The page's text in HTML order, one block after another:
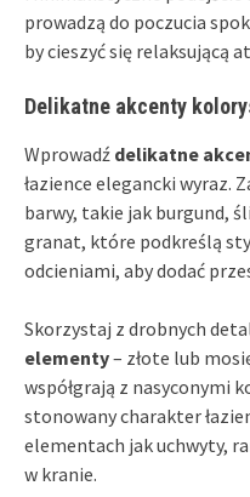
prowadzą do poczucia
by cieszyć się relaksującą
Delikatne akcenty
Wprowadź delikatne
łazience elegancki wyraz.
barwy, takie jak burgund,
granat, które podkreślą
odcieniami, aby dodać
Skorzystaj z drobnych
elementy– złote lub
współgrają z nasyconymi
stonowany charakter
elementach jak uchwyty,
w kranie.